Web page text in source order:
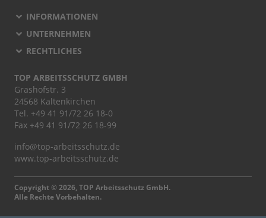
INFORMATIONEN
UNTERNEHMEN
RECHTLICHES
TOP ARBEITSSCHUTZ GMBH
Grashofstr. 3
24568 Kaltenkirchen
Tel. +49 41 91/72 26 18-0
Fax +49 41 91/72 26 18-99
info@top-arbeitsschutz.de
www.top-arbeitsschutz.de
Copyright © 2026, TOP Arbeitsschutz GmbH.
Alle Rechte Vorbehalten.